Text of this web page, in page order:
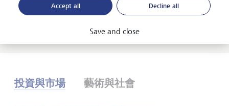
瞭解更多
投資與市場 藝術與社會
Accept all Decline all
Save and close